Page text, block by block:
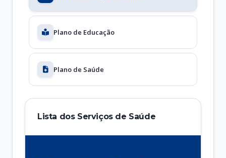
Plano de Educação
Plano de Saúde
Lista dos Serviços de Saúde